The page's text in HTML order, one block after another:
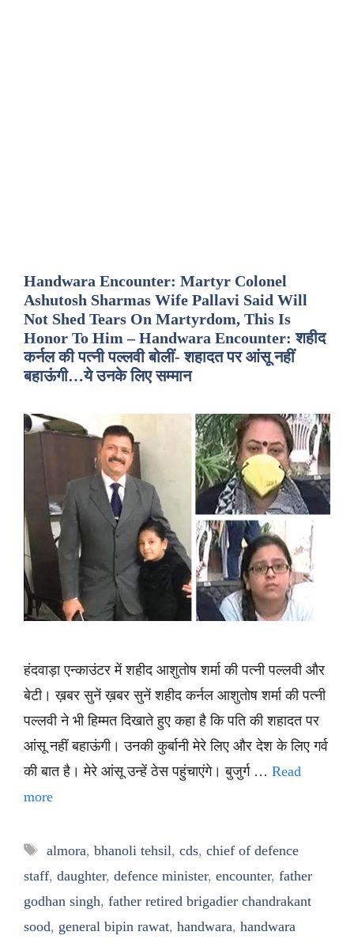
Handwara Encounter: Martyr Colonel
Ashutosh Sharmas Wife Pallavi Said Will
Not Shed Tears On Martyrdom, This Is
Honor To Him – Handwara Encounter: शहीद
कर्नल की पत्नी पल्लवी बोलीं- शहादत पर आंसू नहीं
बहाऊंगी…ये उनके लिए सम्मान
हंदवाड़ा एन्काउंटर में शहीद आशुतोष शर्मा की पत्नी पल्लवी और
बेटी। ख़बर सुनें ख़बर सुनें शहीद कर्नल आशुतोष शर्मा की पत्नी
पल्लवी ने भी हिम्मत दिखाते हुए कहा है कि पति की शहादत पर
आंसू नहीं बहाऊंगी। उनकी कुर्बानी मेरे लिए और देश के लिए गर्व
की बात है। मेरे आंसू उन्हें ठेस पहुंचाएंगे। बुजुर्ग … Read
more
Tags
almora, bhanoli tehsil, cds, chief of defence
staff, daughter, defence minister, encounter, father
godhan singh, father retired brigadier chandrakant
sood, general bipin rawat, handwara, handwara